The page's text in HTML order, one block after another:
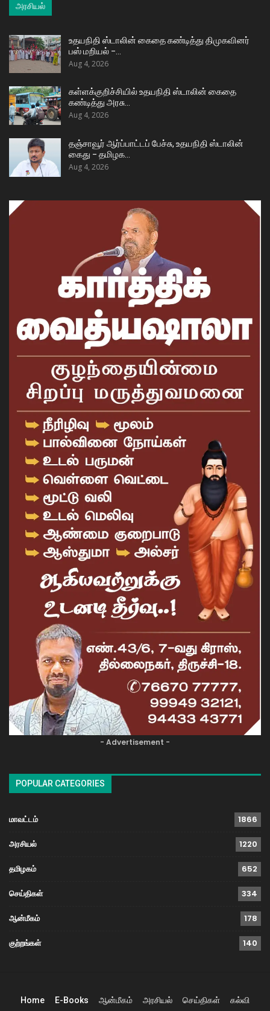
அரசியல்
உதயநிதி ஸ்டாலின் கைதை கண்டித்து திமுகவினர்
பஸ் மறியல் –…
Aug 4, 2026
கள்ளக்குறிச்சியில் உதயநிதி ஸ்டாலின் கைதை
கண்டித்து அரசு…
Aug 4, 2026
தஞ்சாவூர் ஆர்ப்பாட்டப் பேச்சு, உதயநிதி ஸ்டாலின்
கைது – தமிழக…
Aug 4, 2026
- Advertisement -
POPULAR CATEGORIES
மாவட்டம் 1866
அரசியல் 1220
தமிழகம் 652
செய்திகள் 334
ஆன்மீகம் 178
குற்றங்கள் 140
Home E-Books ஆன்மீகம் அரசியல் செய்திகள் கல்வி